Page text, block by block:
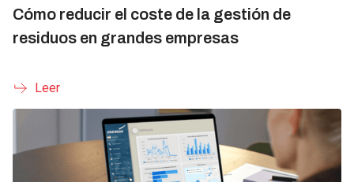
Cómo reducir el coste de la gestión de
residuos en grandes empresas
Leer